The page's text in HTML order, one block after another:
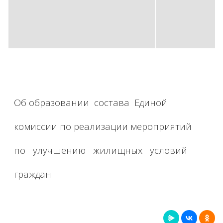
Об образовании состава Единой
комиссии по реализации мероприятий
по улучшению жилищных условий
граждан